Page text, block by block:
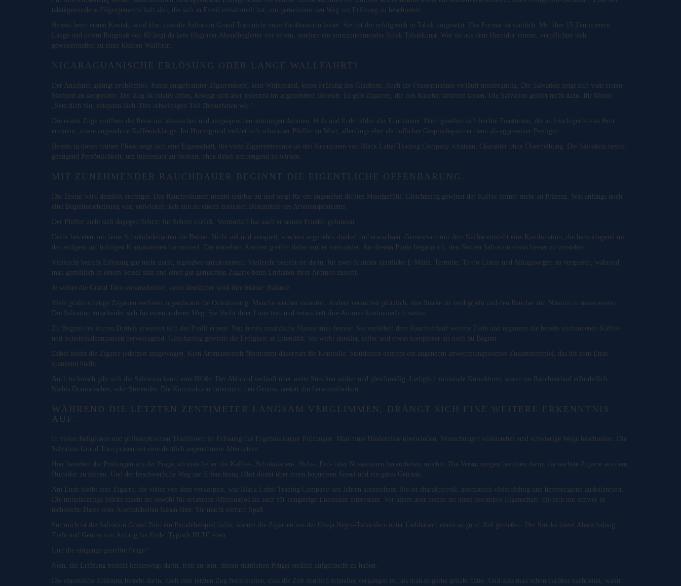
tabakgewordene Pilgergemeinschaft also, die sich in Estelí versammelt hat, um gemeinsam den Weg zur Erlösung zu beschreiten.
Bereits beim ersten Kontakt wird klar, dass die Salvation Grand Toro nicht unter Größenwahn leidet. Sie hat ihn erfolgreich in Tabak umgesetzt. Das Format ist stattlich. Mit über 15 Zentimetern
Länge und einem Ringmaß von 60 liegt da kein filigraner Abendbegleiter vor einem, sondern ein ernstzunehmendes Stück Tabakkunst. Wer sie aus dem Humidor nimmt, verpflichtet sich
gewissermaßen zu einer kleinen Wallfahrt.
NICARAGUANISCHE ERLÖSUNG ODER LANGE WALLFAHRT?
Der Anschnitt gelingt problemlos. Keine ausgefranster Zigarrenkopf, kein Widerstand, keine Prüfung des Glaubens. Auch die Feuerannahme verläuft mustergültig. Die Salvation zeigt sich vom ersten
Moment an kooperativ. Der Zug ist relativ offen, bewegt sich aber jederzeit im angenehmen Bereich. Es gibt Zigarren, die den Raucher arbeiten lassen. Die Salvation gehört nicht dazu. Ihr Motto:
„Setz dich hin, entspann dich. Den schwierigen Teil übernehmen wir.“
Die ersten Züge eröffnen die Reise mit klassischen und ausgesprochen stimmigen Aromen. Holz und Erde bilden das Fundament. Dazu gesellen sich leichte Toastnoten, die an frisch geröstetes Brot
erinnern, sowie angenehme Kaffeeanklänge. Im Hintergrund meldet sich schwarzer Pfeffer zu Wort, allerdings eher als höflicher Gesprächspartner denn als aggressiver Prediger.
Bereits in dieser frühen Phase zeigt sich eine Eigenschaft, die viele Zigarrenfreunde an den Kreationen von Black Label Trading Company schätzen: Charakter ohne Übertreibung. Die Salvation besitzt
genügend Persönlichkeit, um interessant zu bleiben, ohne dabei anstrengend zu wirken.
MIT ZUNEHMENDER RAUCHDAUER BEGINNT DIE EIGENTLICHE OFFENBARUNG.
Die Textur wird deutlich cremiger. Das Rauchvolumen nimmt spürbar zu und sorgt für ein angenehm dichtes Mundgefühl. Gleichzeitig gewinnt der Kaffee immer mehr an Präsenz. Was anfangs noch
eine Begleiterscheinung war, entwickelt sich nun zu einem zentralen Bestandteil des Aromenspektrums.
Der Pfeffer zieht sich dagegen Schritt für Schritt zurück. Vermutlich hat auch er seinen Frieden gefunden.
Dafür betreten nun feine Schokoladennoten die Bühne. Nicht süß und verspielt, sondern angenehm dunkel und erwachsen. Gemeinsam mit dem Kaffee entsteht eine Kombination, die hervorragend mit
den erdigen und holzigen Komponenten harmoniert. Die einzelnen Aromen greifen dabei sauber ineinander. An diesem Punkt begann ich, den Namen Salvation etwas besser zu verstehen.
Vielleicht besteht Erlösung gar nicht darin, irgendwo anzukommen. Vielleicht besteht sie darin, für zwei Stunden sämtliche E-Mails, Termine, To-do-Listen und Alltagssorgen zu vergessen, während
man gemütlich in einem Sessel sitzt und einer gut gemachten Zigarre beim Entfalten ihrer Aromen zusieht.
Je weiter die Grand Toro voranschreitet, desto deutlicher wird ihre Stärke: Balance.
Viele großformatige Zigarren verlieren irgendwann die Orientierung. Manche werden monoton. Andere versuchen plötzlich, ihre Stärke zu verdoppeln und den Raucher mit Nikotin zu missionieren.
Die Salvation entscheidet sich für einen anderen Weg. Sie bleibt ihrer Linie treu und entwickelt ihre Aromen kontinuierlich weiter.
Zu Beginn des letzten Drittels erweitert sich das Profil erneut. Nun treten zusätzliche Nussaromen hervor. Sie verleihen dem Rauchverlauf weitere Tiefe und ergänzen die bereits vorhandenen Kaffee-
und Schokoladennuancen hervorragend. Gleichzeitig gewinnt die Erdigkeit an Intensität. Sie wirkt dunkler, reifer und etwas komplexer als noch zu Beginn.
Dabei bleibt die Zigarre jederzeit ausgewogen. Kein Aromabereich übernimmt dauerhaft die Kontrolle. Stattdessen entsteht ein angenehm abwechslungsreiches Zusammenspiel, das bis zum Ende
spannend bleibt.
Auch technisch gibt sich die Salvation kaum eine Blöße. Der Abbrand verläuft über weite Strecken sauber und gleichmäßig. Lediglich minimale Korrekturen waren im Rauchverlauf erforderlich.
Nichts Dramatisches, oder Störendes. Die Konstruktion unterstützt den Genuss, anstatt ihn herauszufordern.
WÄHREND DIE LETZTEN ZENTIMETER LANGSAM VERGLIMMEN, DRÄNGT SICH EINE WEITERE ERKENNTNIS
AUF.
In vielen Religionen und philosophischen Traditionen ist Erlösung das Ergebnis langer Prüfungen. Man muss Hindernisse überwinden, Versuchungen widerstehen und schwierige Wege beschreiten. Die
Salvation Grand Toro präsentiert eine deutlich angenehmere Alternative.
Hier bestehen die Prüfungen aus der Frage, ob man lieber die Kaffee-, Schokoladen-, Holz-, Erd- oder Nussaromen hervorheben möchte. Die Versuchungen bestehen darin, die nächste Zigarre aus dem
Humidor zu ziehen. Und der beschwerliche Weg zur Erleuchtung führt direkt über einen bequemen Sessel und ein gutes Getränk.
Am Ende bleibt eine Zigarre, die vieles von dem verkörpert, was Black Label Trading Company seit Jahren auszeichnet. Sie ist charaktervoll, aromatisch vielschichtig und hervorragend ausbalanciert.
Die mittelkräftige Stärke macht sie sowohl für erfahrene Aficionados als auch für neugierige Entdecker interessant. Vor allem aber besitzt sie diese besondere Eigenschaft, die sich nur schwer in
technische Daten oder Aromatabellen fassen lässt: Sie macht einfach Spaß.
Für mich ist die Salvation Grand Toro ein Paradebeispiel dafür, warum die Zigarren aus der Oveja Negra-Tabacalera unter Liebhabern einen so guten Ruf genießen. Der Smoke bietet Abwechslung,
Tiefe und Genuss von Anfang bis Ende. Typisch BLTC eben.
Und die eingangs gestellte Frage?
Nein, die Erlösung besteht keineswegs darin, froh zu sein, diesen stattlichen Prügel endlich aufgeraucht zu haben.
Die eigentliche Erlösung besteht darin, nach dem letzten Zug festzustellen, dass die Zeit deutlich schneller vergangen ist, als man es gerne gehabt hätte. Und dass man schon darüber nachdenkt, wann